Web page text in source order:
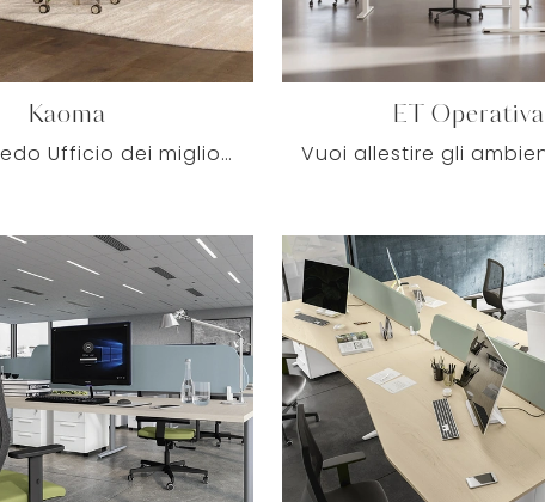
Kaoma
Cerchi Arredo Ufficio dei migliori produttori? Scopri le differenti soluzioni di poltrone direzionali in tessuto, come il modello Kaoma di Kastel.
ET Operativa